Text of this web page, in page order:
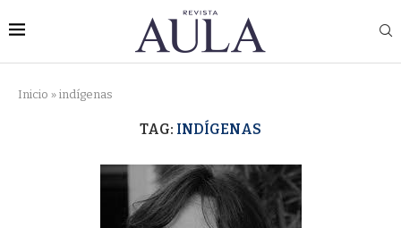
Inicio » indígenas
TAG: INDÍGENAS